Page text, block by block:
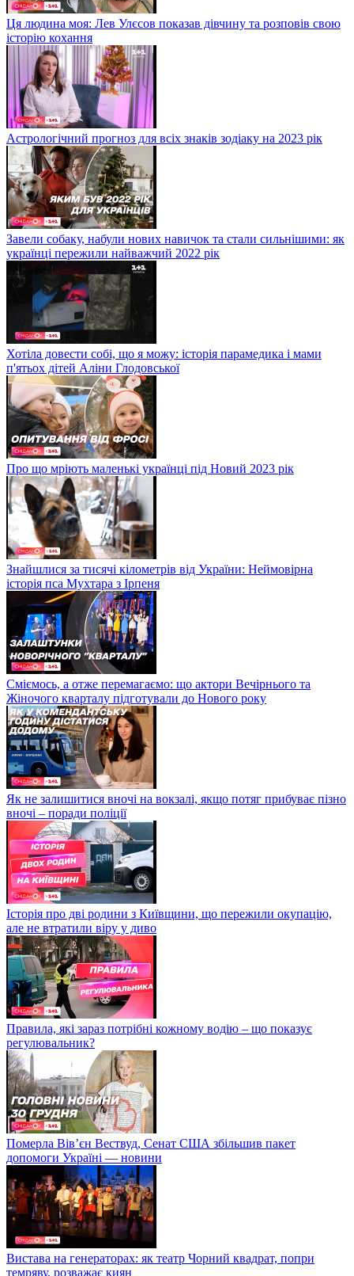
Ця людина моя: Лев Улєсов показав дівчину та розповів свою
історію кохання
Астрологічний прогноз для всіх знаків зодіаку на 2023 рік
Завели собаку, набули нових навичок та стали сильнішими: як
українці пережили найважчий 2022 рік
Хотіла довести собі, що я можу: історія парамедика і мами
п'ятьох дітей Аліни Глодовської
Про що мріють маленькі українці під Новий 2023 рік
Знайшлися за тисячі кілометрів від України: Неймовірна
історія пса Мухтара з Ірпеня
Сміємось, а отже перемагаємо: що актори Вечірнього та
Жіночого кварталу підготували до Нового року
Як не залишитися вночі на вокзалі, якщо потяг прибуває пізно
вночі – поради поліції
Історія про дві родини з Київщини, що пережили окупацію,
але не втратили віру у диво
Правила, які зараз потрібні кожному водію – що показує
регулювальник?
Померла Вівʼєн Вествуд, Сенат США збільшив пакет
допомоги Україні — новини
Вистава на генераторах: як театр Чорний квадрат, попри
темряву, розважає киян